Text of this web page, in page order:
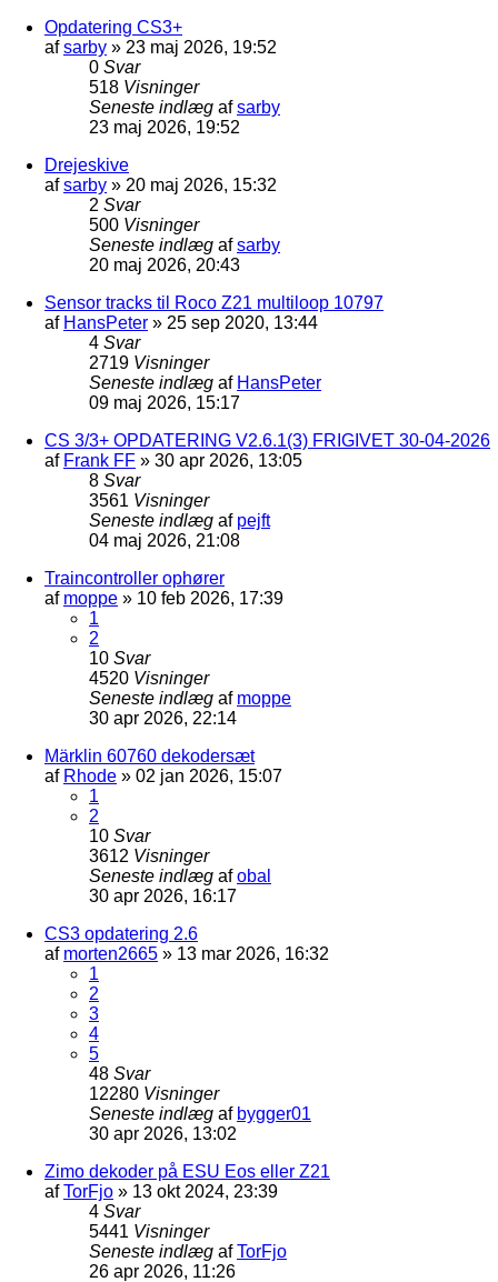
Opdatering CS3+
afsarby » 23 maj 2026, 19:52
0 Svar
518 Visninger
Seneste indlæg afsarby
23 maj 2026, 19:52
Drejeskive
afsarby » 20 maj 2026, 15:32
2 Svar
500 Visninger
Seneste indlæg afsarby
20 maj 2026, 20:43
Sensor tracks til Roco Z21 multiloop 10797
af HansPeter » 25 sep 2020, 13:44
4 Svar
2719 Visninger
Seneste indlæg af HansPeter
09 maj 2026, 15:17
CS 3/3+ OPDATERING V2.6.1(3) FRIGIVET 30-04-2026
af Frank FF » 30 apr 2026, 13:05
8 Svar
3561 Visninger
Seneste indlæg af pejft
04 maj 2026, 21:08
Traincontroller ophører
af moppe » 10 feb 2026, 17:39
1
2
10 Svar
4520 Visninger
Seneste indlæg af moppe
30 apr 2026, 22:14
Märklin 60760 dekodersæt
af Rhode » 02 jan 2026, 15:07
1
2
10 Svar
3612 Visninger
Seneste indlæg afobal
30 apr 2026, 16:17
CS3 opdatering 2.6
af morten2665 » 13 mar 2026, 16:32
1
2
3
4
5
48 Svar
12280 Visninger
Seneste indlæg af bygger01
30 apr 2026, 13:02
Zimo dekoder på ESU Eos eller Z21
afTorFjo » 13 okt 2024, 23:39
4 Svar
5441 Visninger
Seneste indlæg afTorFjo
26 apr 2026, 11:26